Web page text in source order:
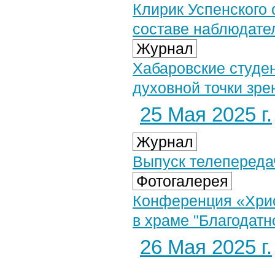
Клирик
составе
Журнал
Хабаровские
духовной точки
25 Мая 2025 г.
Журнал
Выпуск
Фотогалерея
Конференция
в храме
26 Мая 2025 г.